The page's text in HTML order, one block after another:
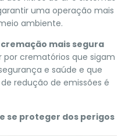
uma operação mais
ambiente.
mais segura
por crematórios que sigam
e saúde e que
redução de emissões é
se proteger dos perigos